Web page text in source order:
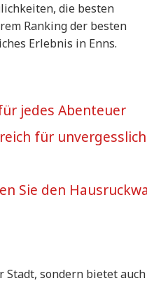
die besten
Ranking der besten
Erlebnis in Enns.
jedes Abenteuer
für
Sie den
Stadt, sondern bietet auch